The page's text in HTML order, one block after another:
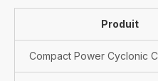
Produit
Compact Power Cyclonic